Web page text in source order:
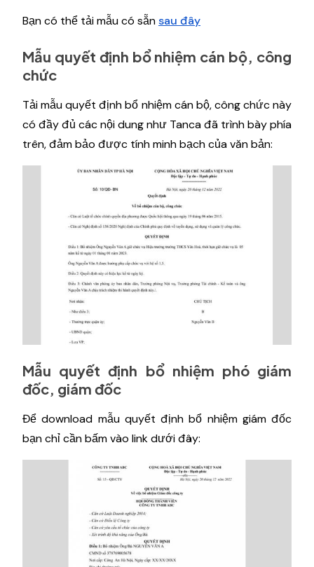
Bạn có thể tải mẫu có sẵnsau đây
Mẫu quyết định bổ nhiệm cán bộ, công
chức
Tải mẫu quyết định bổ nhiệm cán bộ, công chức này
có đầy đủ các nội dung như Tanca đã trình bày phía
trên, đảm bảo được tính minh bạch của văn bản:
Mẫu quyết định bổ nhiệm phó giám
đốc, giám đốc
Để download mẫu quyết định bổ nhiệm giám đốc
bạn chỉ cần bấm vào link dưới đây: